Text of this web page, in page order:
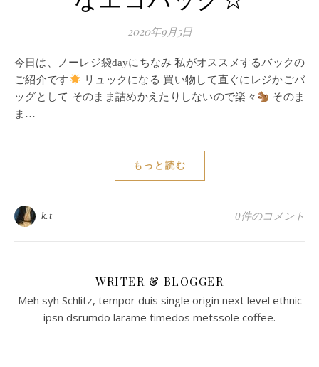
2020年9月5日
今日は、ノーレジ袋dayにちなみ 私がオススメするバックの
ご紹介です
リュックになる 買い物して直ぐにレジかごバ
ッグとして そのまま詰めかえたりしないので楽々
そのま
ま…
もっと読む
k.t 0件のコメント
WRITER & BLOGGER
Meh syh Schlitz, tempor duis single origin next level ethnic
ipsn dsrumdo larame timedos metssole coffee.